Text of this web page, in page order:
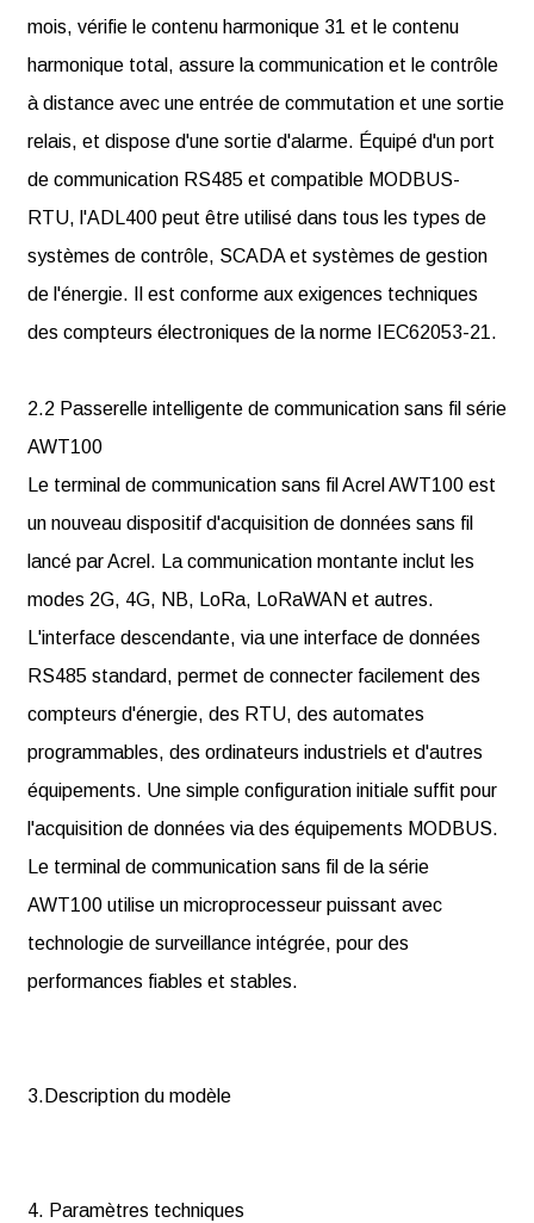
mois, vérifie le contenu harmonique 31 et le contenu
harmonique total, assure la communication et le contrôle
à distance avec une entrée de commutation et une sortie
relais, et dispose d'une sortie d'alarme. Équipé d'un port
de communication RS485 et compatible MODBUS-
RTU, l'ADL400 peut être utilisé dans tous les types de
systèmes de contrôle, SCADA et systèmes de gestion
de l'énergie. Il est conforme aux exigences techniques
des compteurs électroniques de la norme IEC62053-21.
2.2 Passerelle intelligente de communication sans fil série
AWT100
Le terminal de communication sans fil Acrel AWT100 est
un nouveau dispositif d'acquisition de données sans fil
lancé par Acrel. La communication montante inclut les
modes 2G, 4G, NB, LoRa, LoRaWAN et autres.
L'interface descendante, via une interface de données
RS485 standard, permet de connecter facilement des
compteurs d'énergie, des RTU, des automates
programmables, des ordinateurs industriels et d'autres
équipements. Une simple configuration initiale suffit pour
l'acquisition de données via des équipements MODBUS.
Le terminal de communication sans fil de la série
AWT100 utilise un microprocesseur puissant avec
technologie de surveillance intégrée, pour des
performances fiables et stables.
3.Description du modèle
4. Paramètres techniques